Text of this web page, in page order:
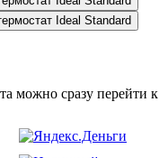
можно сразу перейти к